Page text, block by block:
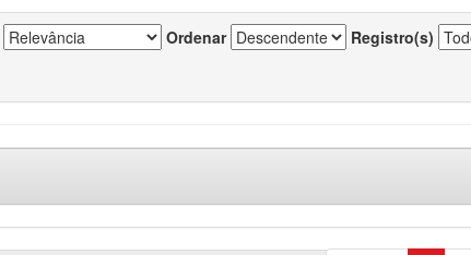
Ordenar Registro(s)